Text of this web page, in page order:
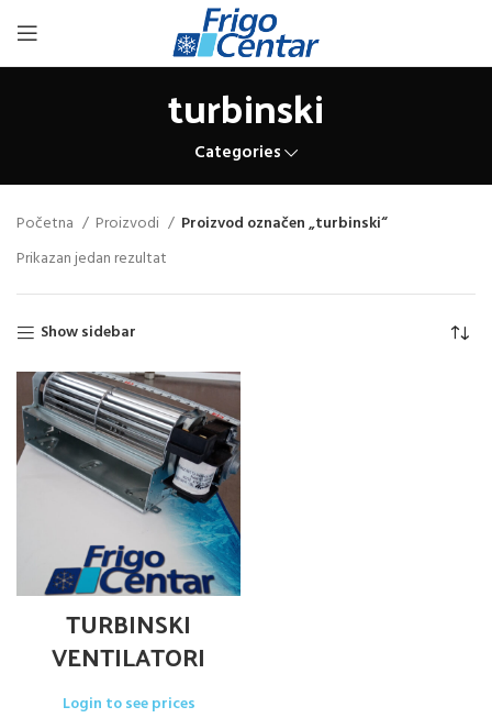
turbinski
Categories
Početna Proizvodi
Proizvod označen „turbinski“
Prikazan jedan rezultat
Show sidebar
TURBINSKI
VENTILATORI
Login to see prices